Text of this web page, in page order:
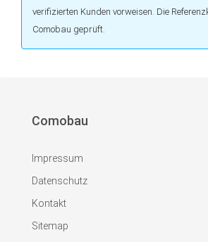
verifizierten Kunden vorweisen. Die
Comobau geprüft.
Comobau
Impressum
Datenschutz
Kontakt
Sitemap